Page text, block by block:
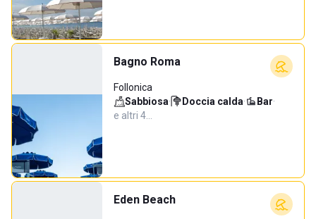
Bagno Roma
Follonica
Sabbiosa· Doccia calda· Bar·
e altri 4…
Eden Beach